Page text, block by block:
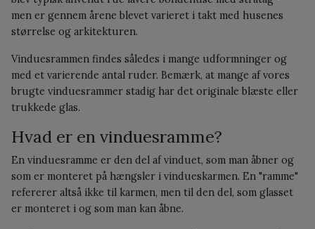
men er gennem årene blevet varieret i takt med husenes
størrelse og arkitekturen.
Vinduesrammen findes således i mange udformninger og
med et varierende antal ruder. Bemærk, at mange af vores
brugte vinduesrammer stadig har det originale blæste eller
trukkede glas.
Hvad er en vinduesramme?
En vinduesramme er den del af vinduet, som man åbner og
som er monteret på hængsler i vindueskarmen. En "ramme"
refererer altså ikke til karmen, men til den del, som glasset
er monteret i og som man kan åbne.